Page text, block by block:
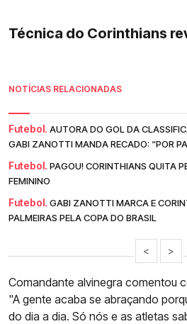
Técnica do Corinthians
NOTÍCIAS RELACIONADAS
Futebol. AUTORA DO GOL DA
GABI ZANOTTI MANDA RECADO: “POR
Futebol. PAGOU! CORINTHIANS QUITA
FEMININO
Futebol. GABI ZANOTTI MARCA E
PALMEIRAS PELA COPA DO BRASIL
< >
Comandante alvinegra comentou
"A gente acaba se abraçando
do dia a dia. Só nós e as atletas